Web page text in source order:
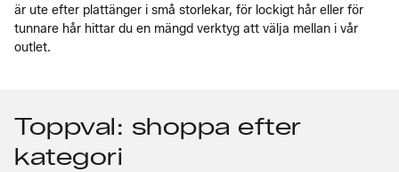
är ute efter plattänger i små storlekar, för lockigt hår eller för
tunnare hår hittar du en mängd verktyg att välja mellan i vår
outlet.
Toppval: shoppa efter
kategori